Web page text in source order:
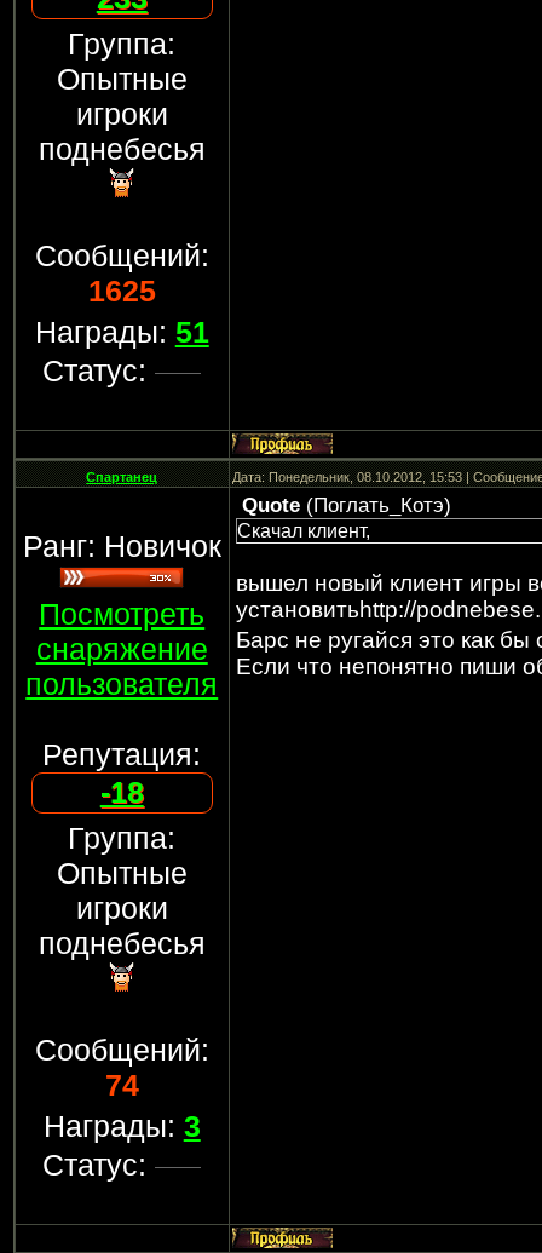
Группа:
Опытные
игроки
поднебесья
Сообщений:
1625
Награды: 51
Статус:
Спартанец Дата: Понедельник, 08.10.2012, 15:53 |
Ранг: Новичок
Посмотреть
снаряжение
пользователя
Репутация:
-18
Группа:
Опытные
игроки
поднебесья
Сообщений:
74
Награды: 3
Статус:
Quote(Поглать_Котэ)
Скачал клиент,
вышел новый клиент игры
установитьhttp://
Барс не ругайся это как
Если что непонятно пиши